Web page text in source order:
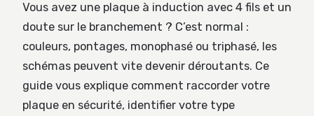
Vous avez une plaque à induction avec 4 fils et un
doute sur le branchement ? C’est normal :
couleurs, pontages, monophasé ou triphasé, les
schémas peuvent vite devenir déroutants. Ce
guide vous explique comment raccorder votre
plaque en sécurité, identifier votre type